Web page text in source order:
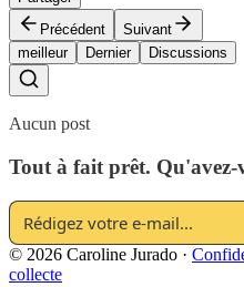
Précédent
Suivant
meilleur
Dernier Discussions
Aucun post
Tout à fait prêt.
© 2026 Caroline Jurado ·
collecte